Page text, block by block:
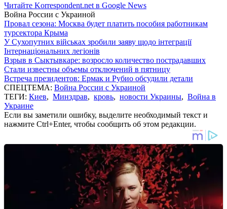
Читайте Korrespondent.net в Google News
Война России с Украиной
Провал сезона: Москва будет платить пособия работникам
турсектора Крыма
У Сухопутних військах зробили заяву щодо інтеграції
Інтернаціональних легіонів
Взрыв в Сыктывкаре: возросло количество пострадавших
Стали известны объемы отключений в пятницу
Встреча президентов: Ермак и Рубио обсудили детали
СПЕЦТЕМА: Война России с Украиной
ТЕГИ: Киев, Минздрав, кровь, новости Украины, Война в
Украине
Если вы заметили ошибку, выделите необходимый текст и
нажмите Ctrl+Enter, чтобы сообщить об этом редакции.